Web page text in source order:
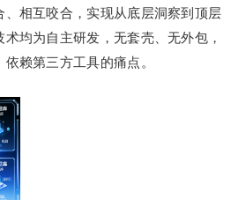
、相互咬合，实现从底层洞察到顶层
均为自主研发，无套壳、无外包，
赖第三方工具的痛点。